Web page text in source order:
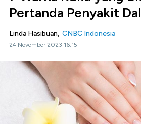
Pertanda Penyakit
Linda Hasibuan, CNBC Indonesia
24 November 2023 16:15